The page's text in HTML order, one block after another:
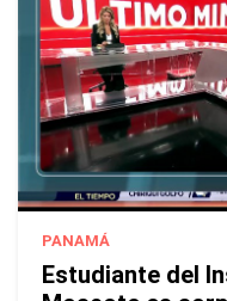
PANAMÁ
Estudiante del